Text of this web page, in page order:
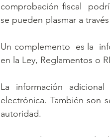
comprobación fiscal
se pueden plasmar a
Un complemento  es la
en la Ley, Reglamentos o
La información
electrónica. También son
autoridad.